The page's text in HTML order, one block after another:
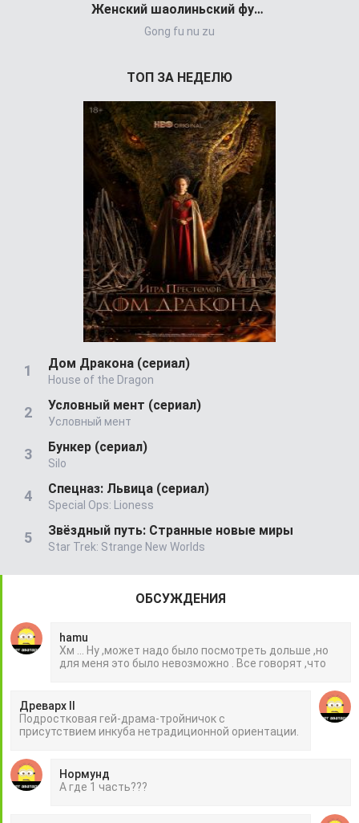
Женский шаолиньский футбол (фильм 2026)
Gong fu nu zu
ТОП ЗА НЕДЕЛЮ
Дом Дракона (сериал)
House of the Dragon
Условный мент (сериал)
Условный мент
Бункер (сериал)
Silo
Спецназ: Львица (сериал)
Special Ops: Lioness
Звёздный путь: Странные новые миры
Star Trek: Strange New Worlds
ОБСУЖДЕНИЯ
hamu
Хм ... Ну ,может надо было посмотреть дольше ,но
для меня это было невозможно . Все говорят ,что
Древарх II
Подростковая гей-драма-тройничок с
присутствием инкуба нетрадиционной ориентации.
Нормунд
А где 1 часть???